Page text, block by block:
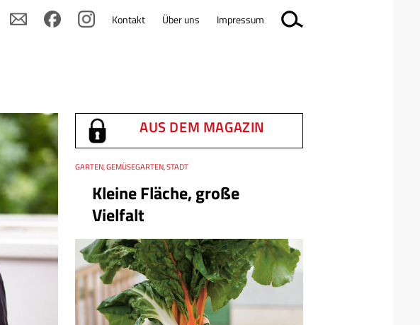
AUS DEM MAGAZIN
Kleine Fläche, große
Vielfalt
Thema
GARTEN, GEMÜSEGARTEN, STADT
Kontakt Über uns Impressum